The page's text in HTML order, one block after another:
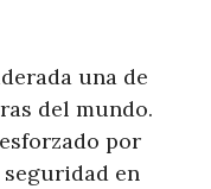
una de
del mundo.
por
en